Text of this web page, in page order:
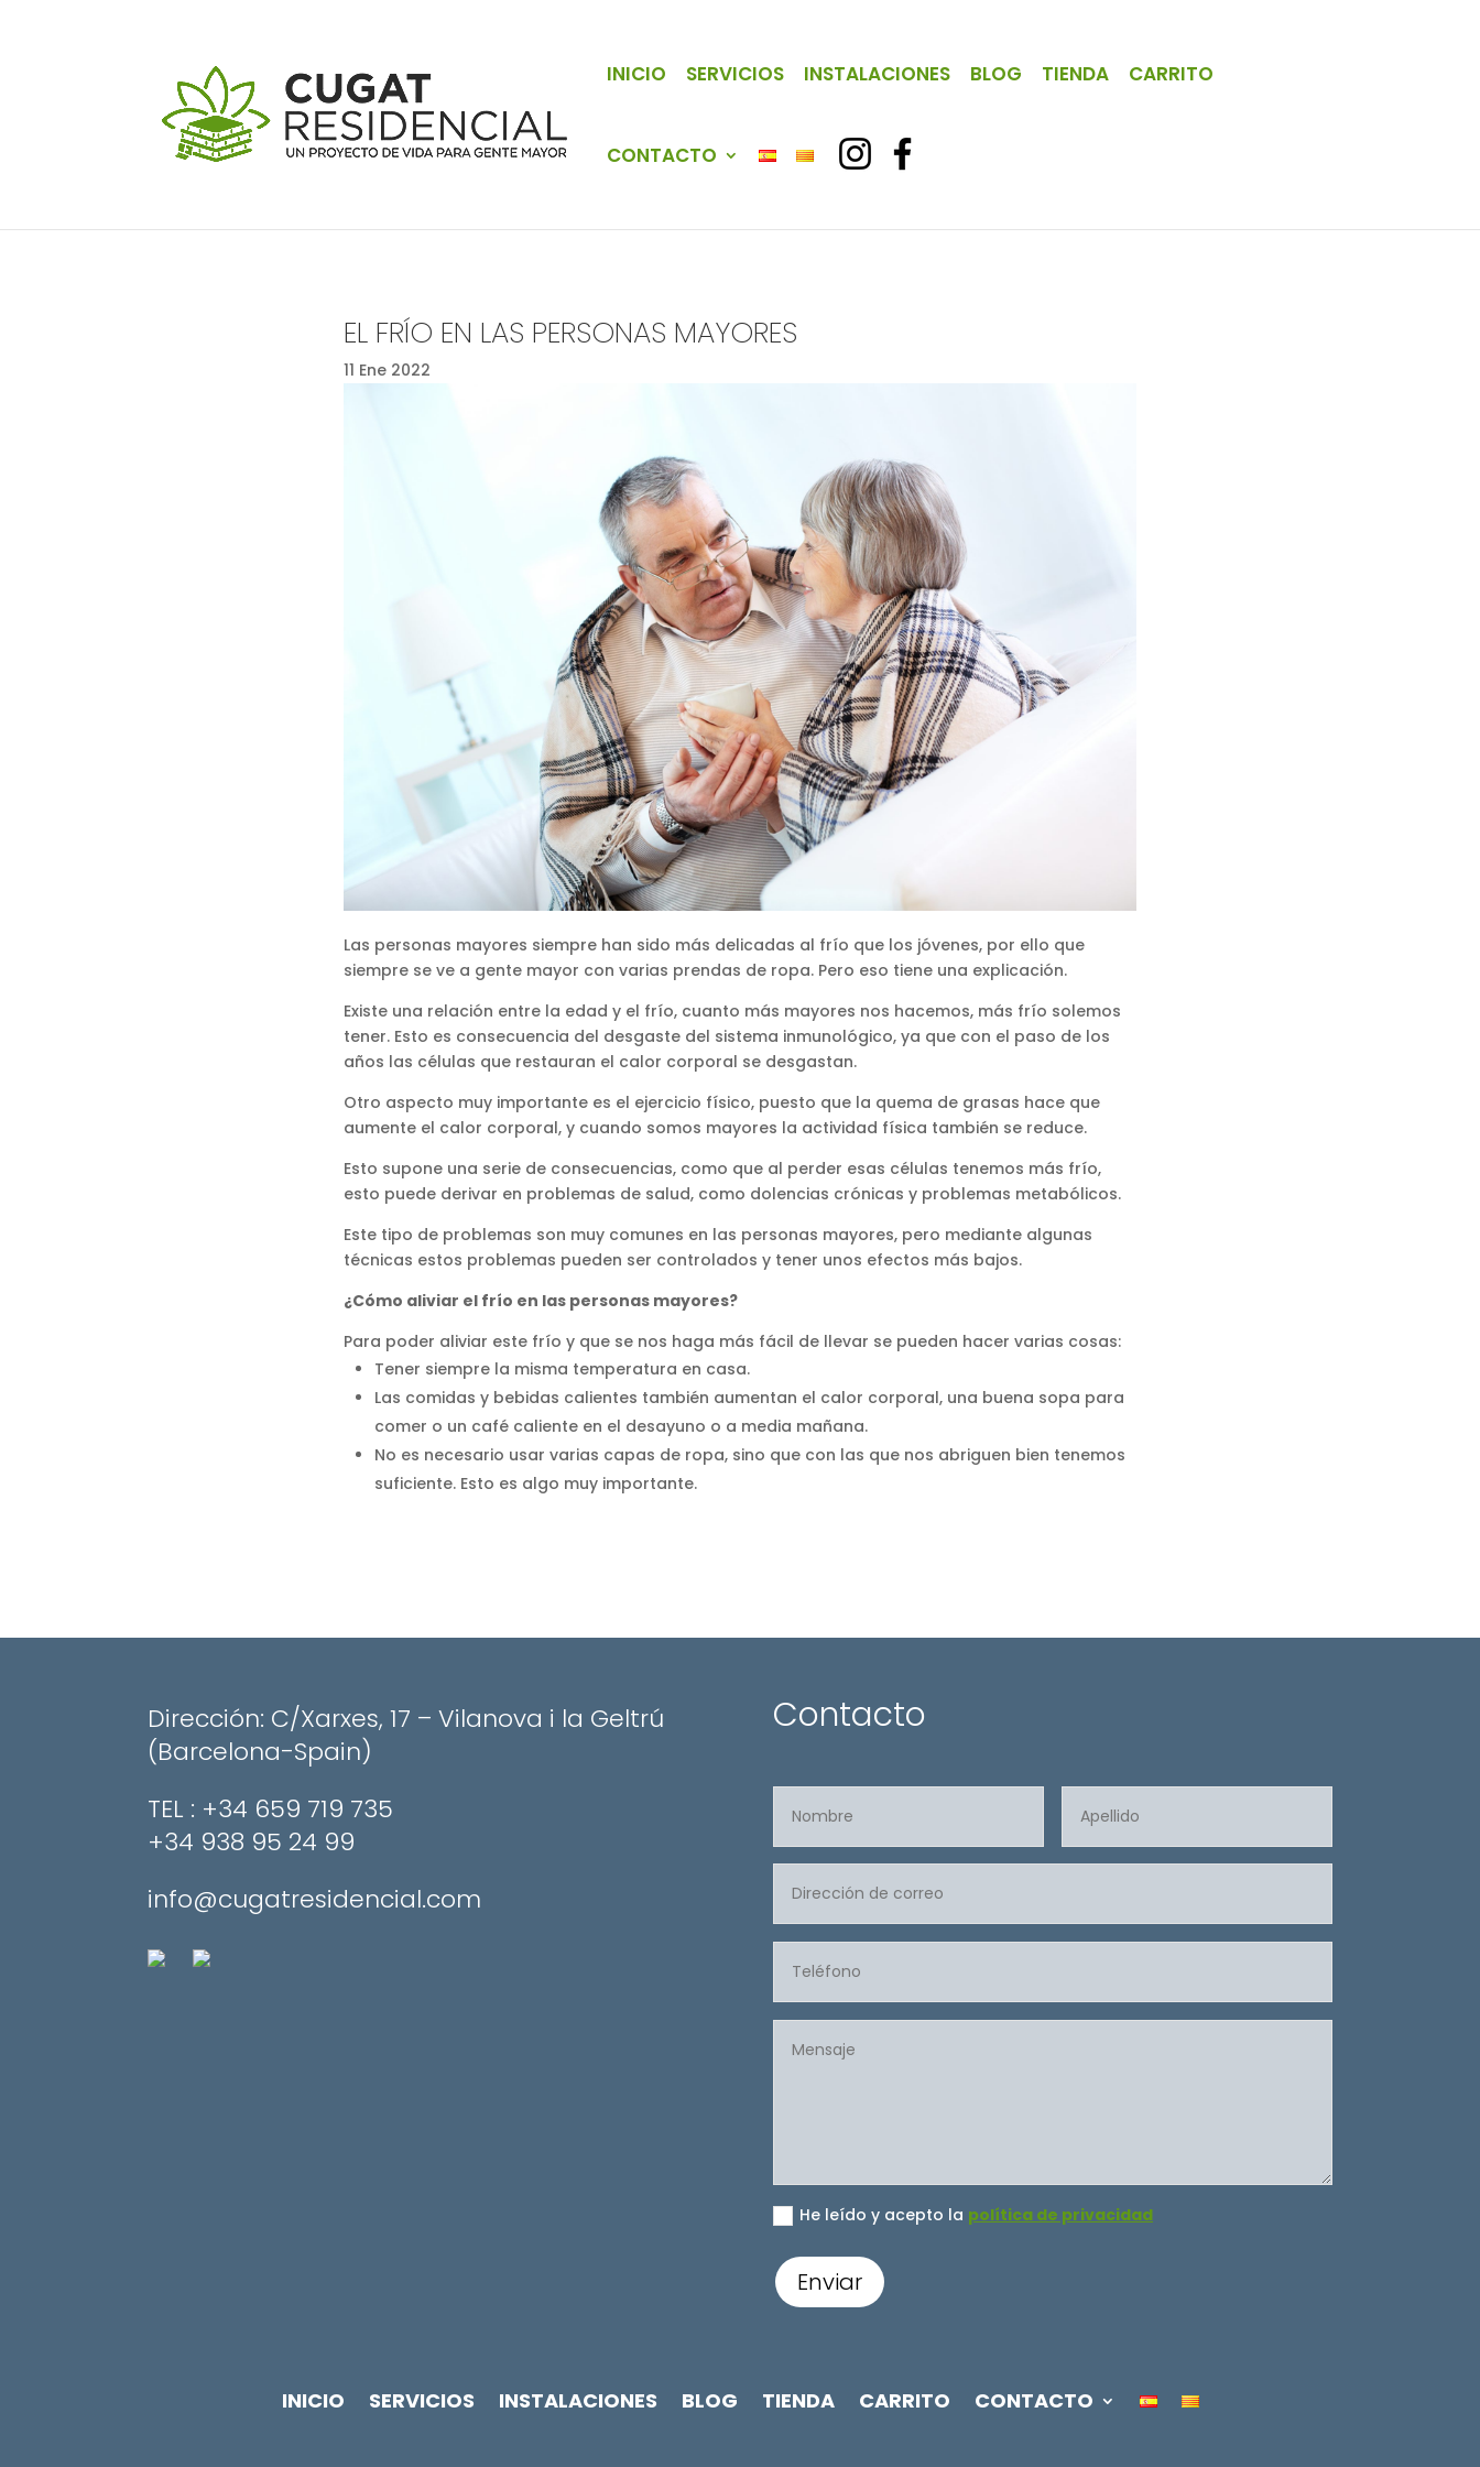
INICIO SERVICIOS INSTALACIONES BLOG TIENDA CARRITO
CONTACTO
EL FRÍO EN LAS PERSONAS MAYORES
11 Ene 2022
Las personas mayores siempre han sido más delicadas al frío que los jóvenes, por ello que
siempre se ve a gente mayor con varias prendas de ropa. Pero eso tiene una explicación.
Existe una relación entre la edad y el frío, cuanto más mayores nos hacemos, más frío solemos
tener. Esto es consecuencia del desgaste del sistema inmunológico, ya que con el paso de los
años las células que restauran el calor corporal se desgastan.
Otro aspecto muy importante es el ejercicio físico, puesto que la quema de grasas hace que
aumente el calor corporal, y cuando somos mayores la actividad física también se reduce.
Esto supone una serie de consecuencias, como que al perder esas células tenemos más frío,
esto puede derivar en problemas de salud, como dolencias crónicas y problemas metabólicos.
Este tipo de problemas son muy comunes en las personas mayores, pero mediante algunas
técnicas estos problemas pueden ser controlados y tener unos efectos más bajos.
¿Cómo aliviar el frío en las personas mayores?
Para poder aliviar este frío y que se nos haga más fácil de llevar se pueden hacer varias cosas:
Tener siempre la misma temperatura en casa.
Las comidas y bebidas calientes también aumentan el calor corporal, una buena sopa para
comer o un café caliente en el desayuno o a media mañana.
No es necesario usar varias capas de ropa, sino que con las que nos abriguen bien tenemos
suficiente. Esto es algo muy importante.
Dirección: C/Xarxes, 17 – Vilanova i la Geltrú
(Barcelona-Spain)
​TEL : +34 659 719 735
+34 938 95 24 99
info@cugatresidencial.com
Contacto
He leído y acepto la política de privacidad
Enviar
INICIO SERVICIOS INSTALACIONES BLOG TIENDA CARRITO CONTACTO